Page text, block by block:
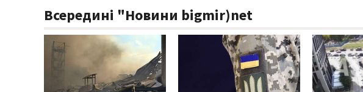
Всередині "Новини bigmir)net